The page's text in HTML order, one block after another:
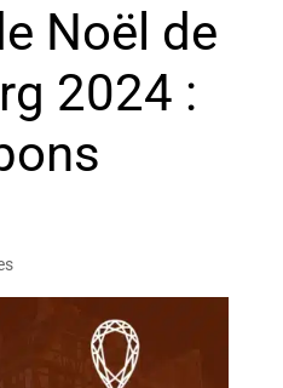
Noël de
2024 :